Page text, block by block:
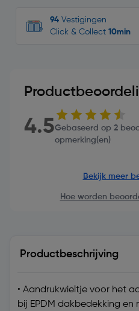
94 Vestigingen
Click & Collect 10min
4.5Gebaseerd op 2
opmerking(en)
Bekijk meer
Hoe worden
Productbeschrijving
• Aandrukwieltje voor het
bij EPDM dakbedekking en